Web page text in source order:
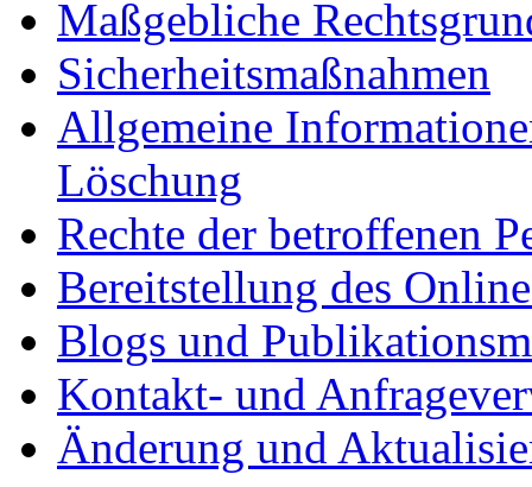
Maßgebliche
Sicherheitsmaßnahmen
Allgemeine
Löschung
Rechte der betroffenen
Bereitstellung des
Blogs und
Kontakt- und
Änderung und